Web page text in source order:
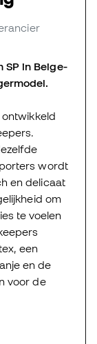
SP in Beige-
ontwikkeld
wordt
en delicaat
om
te voelen
een
en de
voor de